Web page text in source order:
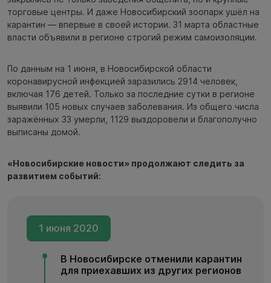
торговые центры. И даже Новосибирский зоопарк ушёл на
карантин — впервые в своей истории. 31 марта областные
власти объявили в регионе строгий режим самоизоляции.
По данным на 1 июня, в Новосибирской области
коронавирусной инфекцией заразились 2914 человек,
включая 176 детей. Только за последние сутки в регионе
выявили 105 новых случаев заболевания. Из общего числа
заражённых 33 умерли, 1129 выздоровели и благополучно
выписаны домой.
«Новосибирские новости» продолжают следить за
развитием событий:
1 июня 2020
В Новосибирске отменили карантин
для приехавших из других регионов